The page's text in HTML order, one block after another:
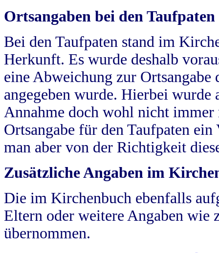
Ortsangaben bei den Taufpaten
Bei den Taufpaten stand im
Herkunft. Es wurde deshalb
eine Abweichung zur
angegeben wurde. Hierbei wurde
Annahme doch wohl nicht
Ortsangabe für den Taufpaten
man aber von der Richtigkeit
Zusätzliche Angaben im
Die im Kirchenbuch ebenfalls
Eltern oder weitere Angaben wie
übernommen.